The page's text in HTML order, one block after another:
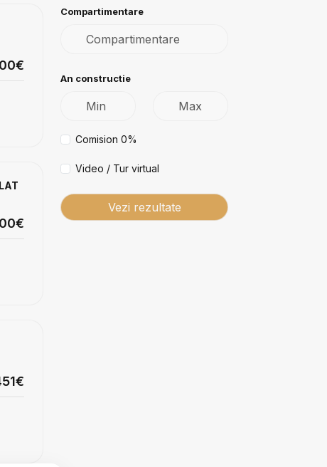
Compartimentare
An constructie
Comision 0%
Video / Tur virtual
Vezi rezultate